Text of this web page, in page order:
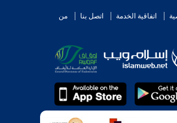
اتفاقية الخدمة اتصل بنا
من